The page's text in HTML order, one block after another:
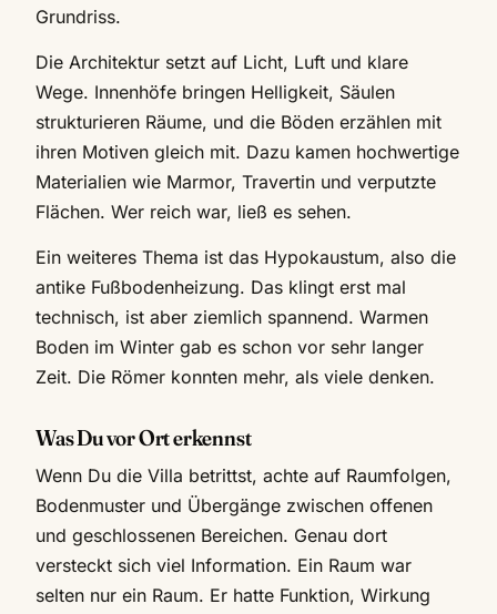
Grundriss.
Die Architektur setzt auf Licht, Luft und klare
Wege. Innenhöfe bringen Helligkeit, Säulen
strukturieren Räume, und die Böden erzählen mit
ihren Motiven gleich mit. Dazu kamen hochwertige
Materialien wie Marmor, Travertin und verputzte
Flächen. Wer reich war, ließ es sehen.
Ein weiteres Thema ist das Hypokaustum, also die
antike Fußbodenheizung. Das klingt erst mal
technisch, ist aber ziemlich spannend. Warmen
Boden im Winter gab es schon vor sehr langer
Zeit. Die Römer konnten mehr, als viele denken.
Was Du vor Ort erkennst
Wenn Du die Villa betrittst, achte auf Raumfolgen,
Bodenmuster und Übergänge zwischen offenen
und geschlossenen Bereichen. Genau dort
versteckt sich viel Information. Ein Raum war
selten nur ein Raum. Er hatte Funktion, Wirkung